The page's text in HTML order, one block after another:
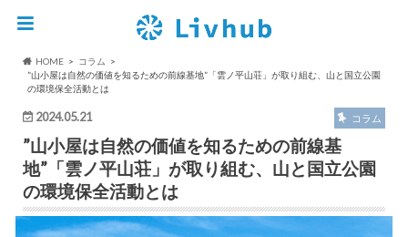
HOME
コラム
”山小屋は自然の価値を知るための前線基地”「雲ノ平山荘」が取り組む、山と国立公園
の環境保全活動とは
2024.05.21 コラム
”山小屋は自然の価値を知るための前線基
地”「雲ノ平山荘」が取り組む、山と国立公園
の環境保全活動とは